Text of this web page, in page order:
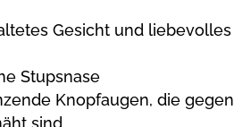
Gesicht und liebevolles
Stupsnase
Knopfaugen, die gegen
sind